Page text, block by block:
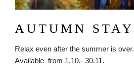
AUTUMN STAY
Relax even after the summer is over.
Available from 1.10.- 30.11.